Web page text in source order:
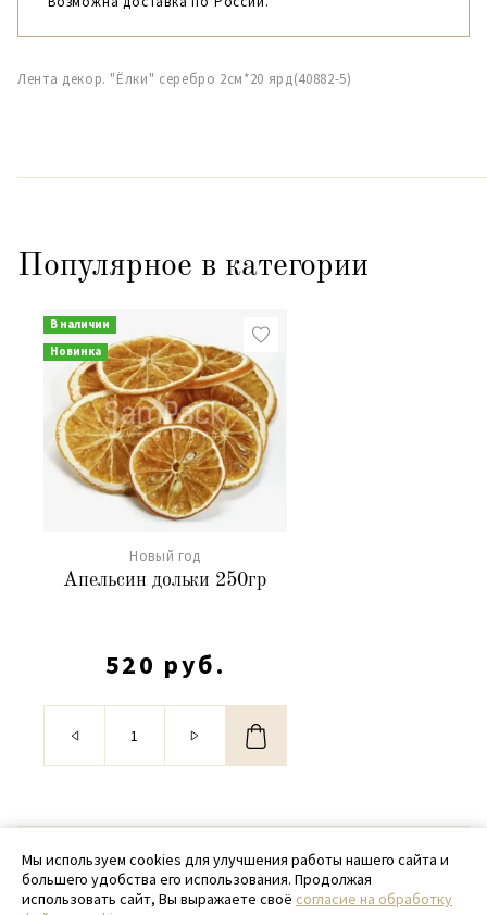
Лента декор. "Ёлки" серебро 2см*20 ярд(40882-5)
Популярное в категории
В наличии
Новинка
Новый год
Апельсин дольки 250гр
520 руб.
© 2020 - 2026 SamPack
+ 7 (918) 699-97-87
Мы используем cookies для улучшения работы нашего сайта и
большего удобства его использования. Продолжая
использовать сайт, Вы выражаете своё согласие на обработку